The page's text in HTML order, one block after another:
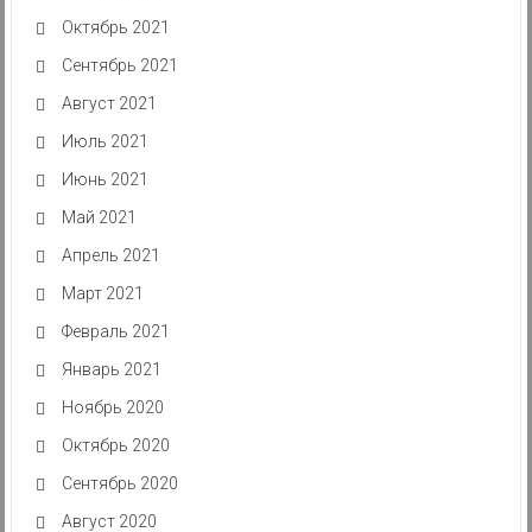
Октябрь 2021
Сентябрь 2021
Август 2021
Июль 2021
Июнь 2021
Май 2021
Апрель 2021
Март 2021
Февраль 2021
Январь 2021
Ноябрь 2020
Октябрь 2020
Сентябрь 2020
Август 2020